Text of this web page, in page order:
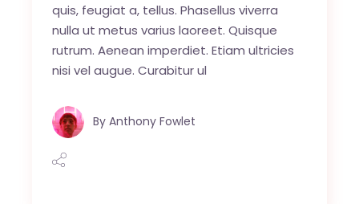
quis, feugiat a, tellus. Phasellus viverra
nulla ut metus varius laoreet. Quisque
rutrum. Aenean imperdiet. Etiam ultricies
nisi vel augue. Curabitur ul
By Anthony Fowlet